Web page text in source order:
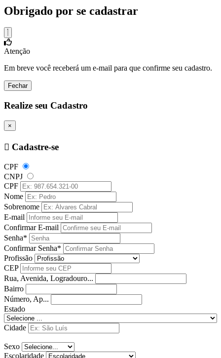
Obrigado por se cadastrar
Atenção
Em breve você receberá um e-mail para que confirme seu cadastro.
Fechar
Realize seu Cadastro
×
Cadastre-se
CPF
CNPJ
CPF
Nome
Sobrenome
E-mail
Confirmar E-mail
Senha*
Confirmar Senha*
Profissão
CEP
Rua, Avenida, Logradouro...
Bairro
Número, Ap...
Estado
Cidade
Sexo
Escolaridade